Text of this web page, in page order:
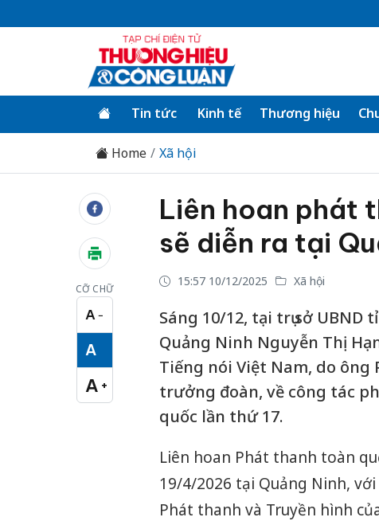
Tin tức Kinh tế Thương hiệu
Home Xã hội
CỠ CHỮ
A −
Cỡ chữ nhỏ
A
Cỡ chữ vừa
A +
Cỡ chữ lớn
Liên hoan phát
sẽ diễn ra tại
15:57 10/12/2025 Xã hội
Sáng 10/12, tại trụ sở
Quảng Ninh Nguyễn Thị
Tiếng nói Việt Nam, do ông
trưởng đoàn, về công tác
quốc lần thứ 17.
Liên hoan Phát thanh toàn
19/4/2026 tại Quảng Ninh,
Phát thanh và Truyền hình